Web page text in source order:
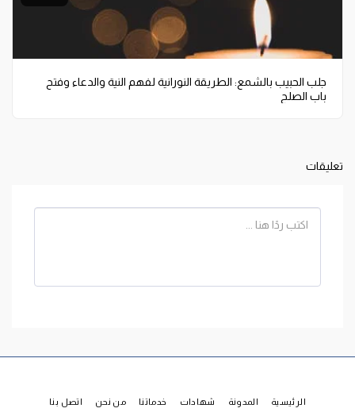
جلب الحبيب بالشمع: الطريقة النورانية لفهم النية والدعاء وفتح
باب الصلح
تعليقات
الرئيسية المدونة شهادات خدماتنا من نحن اتصل بنا